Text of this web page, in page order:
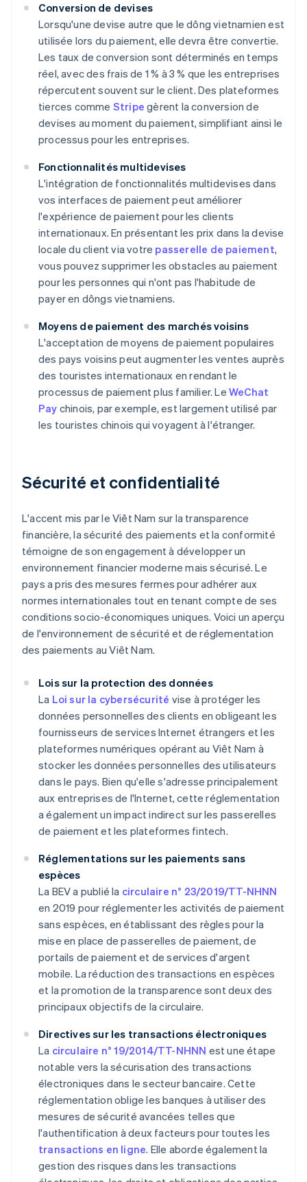
Conversion de devises
Lorsqu'une devise autre que le dông vietnamien est
utilisée lors du paiement, elle devra être convertie.
Les taux de conversion sont déterminés en temps
réel, avec des frais de 1 % à 3 % que les entreprises
répercutent souvent sur le client. Des plateformes
tierces comme Stripe gèrent la conversion de
devises au moment du paiement, simplifiant ainsi le
processus pour les entreprises.
Fonctionnalités multidevises
L'intégration de fonctionnalités multidevises dans
vos interfaces de paiement peut améliorer
l'expérience de paiement pour les clients
internationaux. En présentant les prix dans la devise
locale du client via votre passerelle de paiement,
vous pouvez supprimer les obstacles au paiement
pour les personnes qui n'ont pas l'habitude de
payer en dôngs vietnamiens.
Moyens de paiement des marchés voisins
L'acceptation de moyens de paiement populaires
des pays voisins peut augmenter les ventes auprès
des touristes internationaux en rendant le
processus de paiement plus familier. Le WeChat
Pay chinois, par exemple, est largement utilisé par
les touristes chinois qui voyagent à l'étranger.
Sécurité et confidentialité
L'accent mis par le Viêt Nam sur la transparence
financière, la sécurité des paiements et la conformité
témoigne de son engagement à développer un
environnement financier moderne mais sécurisé. Le
pays a pris des mesures fermes pour adhérer aux
normes internationales tout en tenant compte de ses
conditions socio-économiques uniques. Voici un aperçu
de l'environnement de sécurité et de réglementation
des paiements au Viêt Nam.
Lois sur la protection des données
La Loi sur la cybersécurité vise à protéger les
données personnelles des clients en obligeant les
fournisseurs de services Internet étrangers et les
plateformes numériques opérant au Viêt Nam à
stocker les données personnelles des utilisateurs
dans le pays. Bien qu'elle s'adresse principalement
aux entreprises de l'Internet, cette réglementation
a également un impact indirect sur les passerelles
de paiement et les plateformes fintech.
Réglementations sur les paiements sans
espèces
La BEV a publié la circulaire n° 23/2019/TT-NHNN
en 2019 pour réglementer les activités de paiement
sans espèces, en établissant des règles pour la
mise en place de passerelles de paiement, de
portails de paiement et de services d'argent
mobile. La réduction des transactions en espèces
et la promotion de la transparence sont deux des
principaux objectifs de la circulaire.
Directives sur les transactions électroniques
La circulaire n° 19/2014/TT-NHNN est une étape
notable vers la sécurisation des transactions
électroniques dans le secteur bancaire. Cette
réglementation oblige les banques à utiliser des
mesures de sécurité avancées telles que
l'authentification à deux facteurs pour toutes les
transactions en ligne. Elle aborde également la
gestion des risques dans les transactions